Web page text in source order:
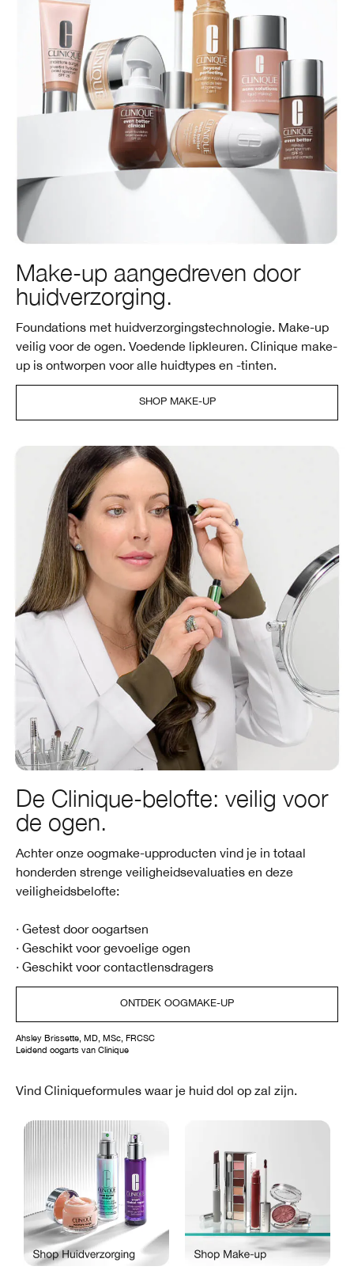
Make-up aangedreven door
huidverzorging.
Foundations met huidverzorgingstechnologie. Make-up
veilig voor de ogen. Voedende lipkleuren. Clinique make-
up is ontworpen voor alle huidtypes en -tinten.
SHOP MAKE-UP
De Clinique-belofte: veilig voor
de ogen.
Achter onze oogmake-upproducten vind je in totaal
honderden strenge veiligheidsevaluaties en deze
veiligheidsbelofte:
· Getest door oogartsen
· Geschikt voor gevoelige ogen
· Geschikt voor contactlensdragers
ONTDEK OOGMAKE-UP
Ahsley Brissette, MD, MSc, FRCSC
Leidend oogarts van Clinique
Vind Cliniqueformules waar je huid dol op zal zijn.